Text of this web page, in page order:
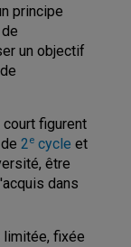
principe
un objectif
figurent
de 2e cycle et
être
dans
limitée, fixée